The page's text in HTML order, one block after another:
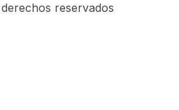
reservados